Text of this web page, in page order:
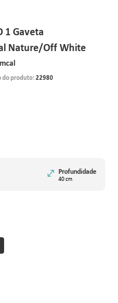
1 Gaveta
Nature/Off White
do produto:22980
Profundidade
40 cm